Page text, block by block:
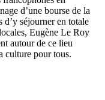
d’une bourse de la
séjourner en totale
Eugène Le Roy
autour de ce lieu
culture pour tous.